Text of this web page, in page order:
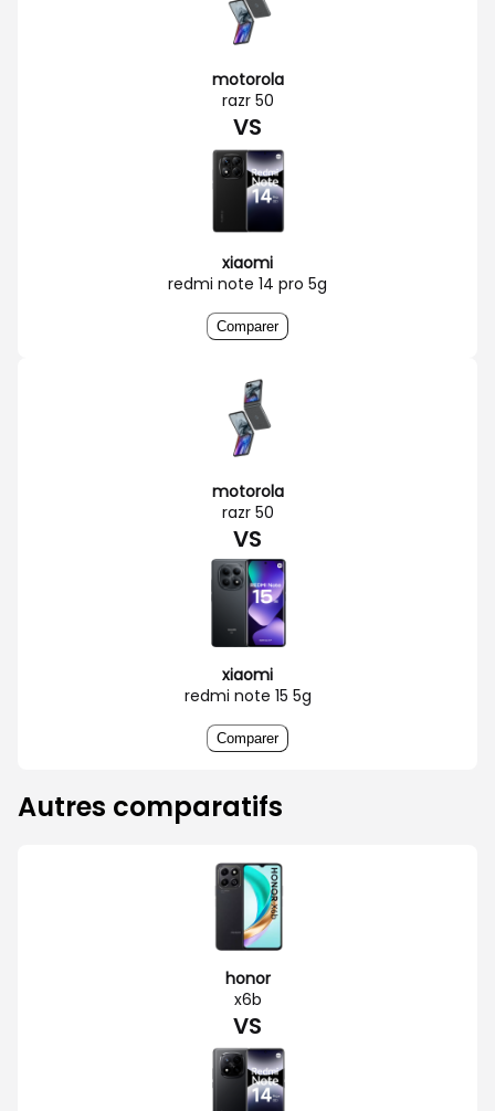
motorola
razr 50
VS
xiaomi
redmi note 14 pro 5g
Comparer
motorola
razr 50
VS
xiaomi
redmi note 15 5g
Comparer
Autres comparatifs
honor
x6b
VS